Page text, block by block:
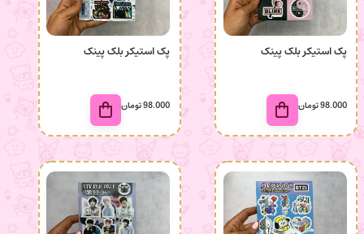
پک استیکر بلک پینک
98.000تومان
پک استیکر بلک پینک
98.000تومان